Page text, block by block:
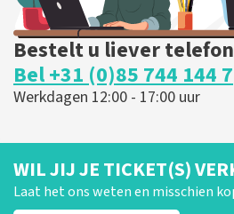
Bestelt u liever
Bel +31 (0)85 744 144 7
Werkdagen 12:00 - 17:00 uur
WIL JIJ JE TICKET(S)
Laat het ons weten en misschien